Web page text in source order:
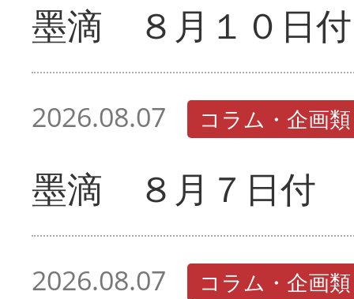
墨滴 ８月１０日付
2026.08.07 コラム・企画類
墨滴 ８月７日付
2026.08.07 コラム・企画類